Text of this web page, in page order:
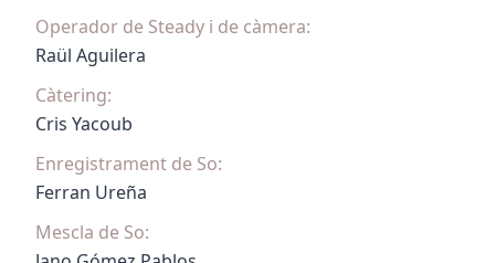
Operador de Steady i de càmera:
Raül Aguilera
Càtering:
Cris Yacoub
Enregistrament de So:
Ferran Ureña
Mescla de So: